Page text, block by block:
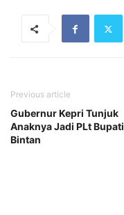
Previous article
Gubernur Kepri Tunjuk
Anaknya Jadi PLt Bupati
Bintan